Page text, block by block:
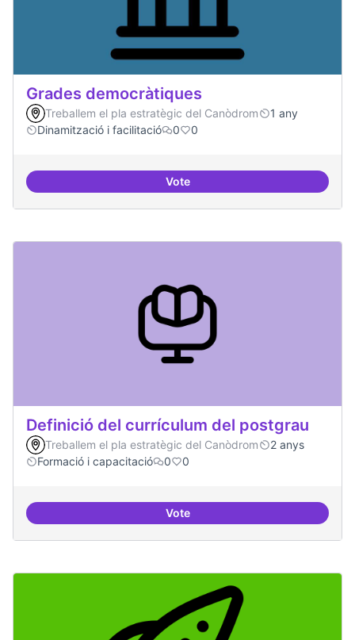
Grades democràtiques
Treballem el pla estratègic del Canòdrom
1 any
Dinamització i facilitació
0 0
VoteGrades democràtiques
Definició del currículum del postgrau
Treballem el pla estratègic del Canòdrom
2 anys
Formació i capacitació
0 0
VoteDefinició del currículum del